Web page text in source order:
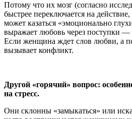
Потому что их мозг (согласно
быстрее переключается на
может казаться «эмоционально
выражает любовь через поступки —
Если женщина ждет слов любви, а
вызывает конфликт.
Другой «горячий» вопрос:
на стресс.
Они склонны «замыкаться» или